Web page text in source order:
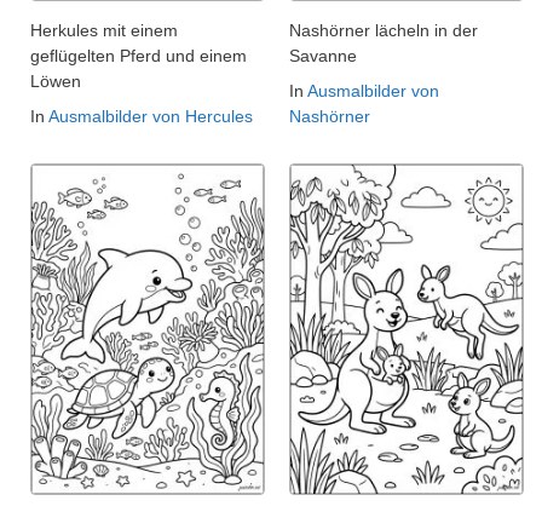
Herkules mit einem
geflügelten Pferd und einem
Löwen
In Ausmalbilder von Hercules
Nashörner lächeln in der
Savanne
In Ausmalbilder von
Nashörner